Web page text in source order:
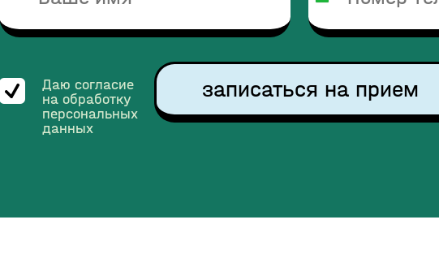
+998
Даю согласие
на обработку
персональных
данных
записаться на прием